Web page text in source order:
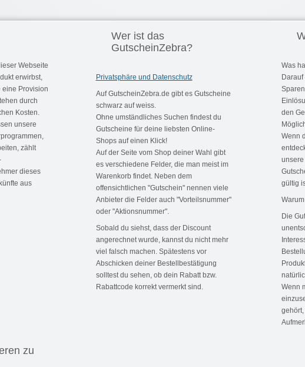
Webseite
erwirbst,
Provision
durch
Kosten.
unsere
zählt
dieses
aus
Wer ist das
GutscheinZebra?
Privatsphäre und Datenschutz
Auf GutscheinZebra.de gibt es Gutscheine
schwarz auf weiss.
Ohne umständliches Suchen findest du
Gutscheine für deine liebsten Online-
Shops auf einen Klick!
Auf der Seite vom Shop deiner Wahl gibt
es verschiedene Felder, die man meist im
Warenkorb findet. Neben dem
offensichtlichen "Gutschein" nennen viele
Anbieter die Felder auch "Vorteilsnummer"
oder "Aktionsnummer".
Sobald du siehst, dass der Discount
angerechnet wurde, kannst du nicht mehr
viel falsch machen. Spätestens vor
Abschicken deiner Bestellbestätigung
solltest du sehen, ob dein Rabatt bzw.
Rabattcode korrekt vermerkt sind.
Was
den
Wenn
gültig
Die
Wenn
zu